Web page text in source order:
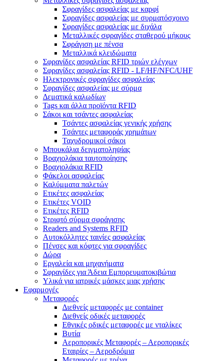
Σφραγίδες ασφαλείας με καρφί
Σφραγίδες ασφαλείας με συρματόσχοινο
Σφραγίδες ασφαλείας με διχάλα
Μεταλλικές σφραγίδες σταθερού μήκους
Σφράγιση με πένσα
Μεταλλικά κλειδώματα
Σφραγίδες ασφαλείας RFID τριών ελέγχων
Σφραγίδες ασφαλείας RFID - LF/HF/NFC/UHF
Ηλεκτρονικές σφραγίδες ασφαλείας
Σφραγίδες ασφαλείας με σύρμα
Δεματικά καλωδίων
Tags και άλλα προϊόντα RFID
Σάκοι και τσάντες ασφαλείας
Τσάντες ασφαλείας γενικής χρήσης
Τσάντες μεταφοράς χρημάτων
Ταχυδρομικοί σάκοι
Μπουκάλια δειγματοληψίας
Βραχιολάκια ταυτοποίησης
Βραχιολάκια RFID
Φάκελοι ασφαλείας
Καλύμματα παλετών
Ετικέτες ασφαλείας
Ετικέτες VOID
Ετικέτες RFID
Στριφτό σύρμα σφράγισης
Readers and Systems RFID
Αυτοκόλλητες ταινίες ασφαλείας
Πένσες και κόφτες για σφραγίδες
Δώρα
Εργαλεία και μηχανήματα
Σφραγίδες για Άδεια Εμπορευματοκιβώτια
Υλικά για ιατρικές μάσκες μιας χρήσης
Εφαρμογές
Μεταφορές
Διεθνείς μεταφορές με container
Διεθνείς οδικές μεταφορές
Εθνικές οδικές μεταφορές με νταλίκες
Βυτία
Αεροπορικές Μεταφορές – Αεροπορικές
Εταιρίες – Αεροδρόμια